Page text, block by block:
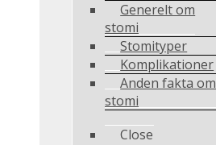
Generelt om
stomi
Stomityper
Komplikationer
Anden fakta om
stomi
Close